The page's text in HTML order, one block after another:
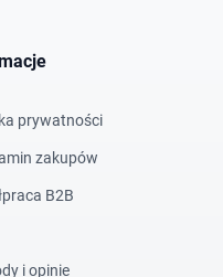
prywatności
zakupów
B2B
i opinie